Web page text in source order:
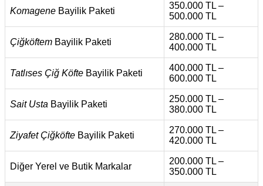
Komagene Bayilik Paketi
350.000 TL –
500.000 TL
Çiğköftem Bayilik Paketi
280.000 TL –
400.000 TL
Tatlıses Çiğ Köfte Bayilik Paketi
400.000 TL –
600.000 TL
Sait Usta Bayilik Paketi
250.000 TL –
380.000 TL
Ziyafet Çiğköfte Bayilik Paketi
270.000 TL –
420.000 TL
Diğer Yerel ve Butik Markalar
200.000 TL –
350.000 TL